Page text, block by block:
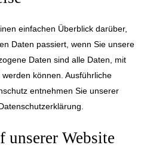
einfachen Überblick darüber,
Daten passiert, wenn Sie unsere
Daten sind alle Daten, mit
können. Ausführliche
entnehmen Sie unserer
unserer Website